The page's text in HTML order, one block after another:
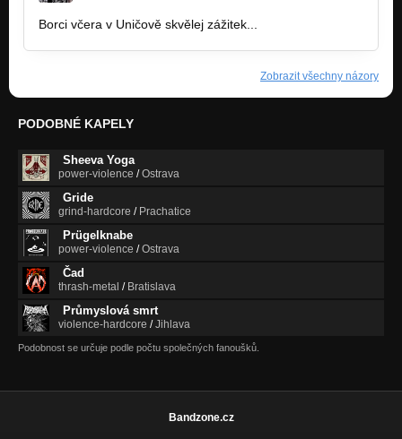
Borci včera v Uničově skvělej zážitek...
Zobrazit všechny názory
PODOBNÉ KAPELY
Sheeva Yoga
power-violence /Ostrava
Gride
grind-hardcore / Prachatice
Prügelknabe
power-violence /Ostrava
Čad
thrash-metal / Bratislava
Průmyslová smrt
violence-hardcore /Jihlava
Podobnost se určuje podle počtu společných fanoušků.
Bandzone.cz